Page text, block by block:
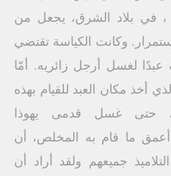
في بلاد الشرق، يجعل من
وكانت الكياسة تقتضي
لغسل أرجل زائريه. أمّا
أخذ مكان العبد للقيام بهذه
حتى غسل قدمى يهوذا
أعمق ما قام به المخلص، أن
جميعهم ولقد أراد أن